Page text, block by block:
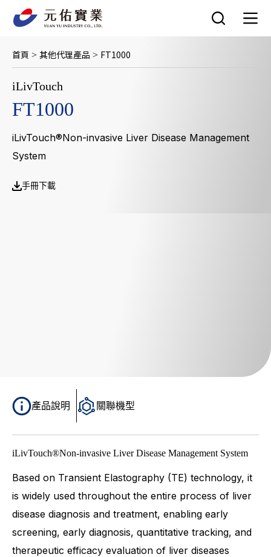
首頁 > 其他代理產品 > FT1000
iLivTouch
FT1000
iLivTouch®Non-invasive Liver Disease Management
System
手冊下載
產品說明 關聯機型
iLivTouch®Non-invasive Liver Disease Management System
Based on Transient Elastography (TE) technology, it
is widely used throughout the entire process of liver
disease diagnosis and treatment, enabling early
screening, early diagnosis, quantitative tracking, and
therapeutic efficacy evaluation of liver diseases